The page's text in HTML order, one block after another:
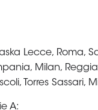
Cerca